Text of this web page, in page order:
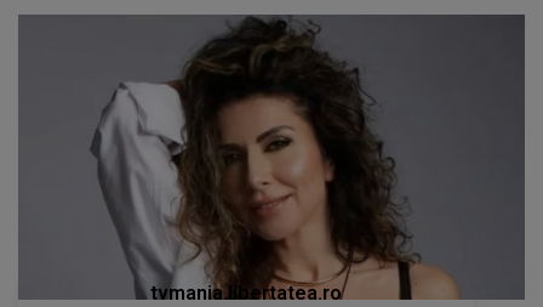
tvmania.libertatea.ro